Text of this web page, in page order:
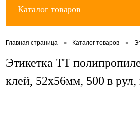
Каталог товаров
Главная страница • Каталог товаров •
Этикетка ТТ
клей, 52х56мм, 500 в рул,